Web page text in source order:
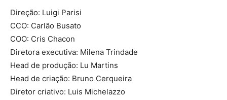
Direção: Luigi Parisi
CCO: Carlão Busato
COO: Cris Chacon
Diretora executiva: Milena Trindade
Head de produção: Lu Martins
Head de criação: Bruno Cerqueira
Diretor criativo: Luis Michelazzo